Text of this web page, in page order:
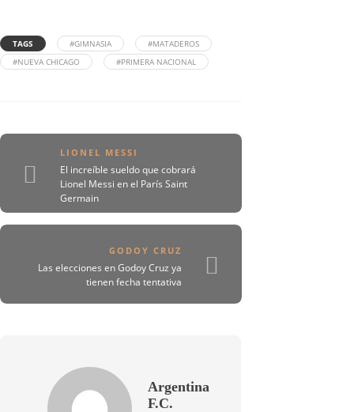
TAGS #GIMNASIA
#MATADEROS
#NUEVA CHICAGO
#PRIMERA NACIONAL
LIONEL MESSI
El increíble sueldo que cobrará
Lionel Messi en el París Saint
Germain
GODOY CRUZ
Las elecciones en Godoy Cruz ya
tienen fecha tentativa
Argentina
F.C.